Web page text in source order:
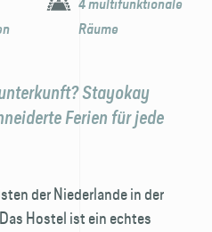
4 multifunktionale
Räume
Stayokay
Ferien für jede
der Niederlande in der
Hostel ist ein echtes